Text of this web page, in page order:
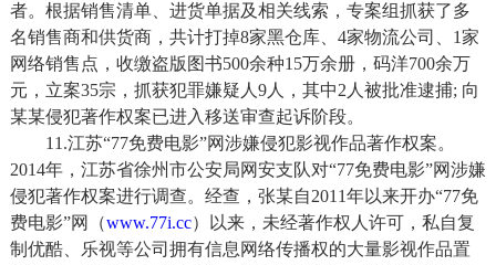
者。根据销售清单、进货单据及相关线索，专案组抓获了多
名销售商和供货商，共计打掉8家黑仓库、4家物流公司、1家
网络销售点，收缴盗版图书500余种15万余册，码洋700余万
元，立案35宗，抓获犯罪嫌疑人9人，其中2人被批准逮捕; 向
某某侵犯著作权案已进入移送审查起诉阶段。
11.江苏“77免费电影”网涉嫌侵犯影视作品著作权案。
2014年，江苏省徐州市公安局网安支队对“77免费电影”网涉嫌
侵犯著作权案进行调查。经查，张某自2011年以来开办“77免
费电影”网（www.77i.cc）以来，未经著作权人许可，私自复
制优酷、乐视等公司拥有信息网络传播权的大量影视作品置